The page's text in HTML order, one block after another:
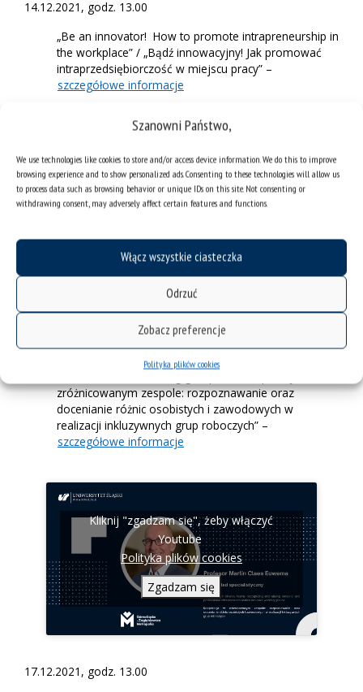
Szanowni Państwo,
We use technologies like cookies to store and/or access device information. We do this to improve
browsing experience and to show personalized ads. Consenting to these technologies will allow us
to process data such as browsing behavior or unique IDs on this site. Not consenting or
withdrawing consent, may adversely affect certain features and functions.
Włącz wszystkie ciasteczka
Odrzuć
Zobacz preferencje
Polityka plików cookies
14.12.2021, godz. 13.00
„Be an innovator! How to promote intrapreneurship in
the workplace” / „Bądź innowacyjny! Jak promować
intraprzedsiębiorczość w miejscu pracy” –
szczegółowe informacje
Kliknij "zgadzam się", żeby włączyć
Youtube
Polityka plików cookies
16.12.2021, godz. 13.00
„Cooperating in diverse teams: recognizing and
valuing personal and professional differences to
zróżnicowanym zespole: rozpoznawanie oraz
docenianie różnic osobistych i zawodowych w
realizacji inkluzywnych grup roboczych” –
szczegółowe informacje
Kliknij "zgadzam się", żeby włączyć
Youtube
Polityka plików cookies
Zgadzam się
17.12.2021, godz. 13.00